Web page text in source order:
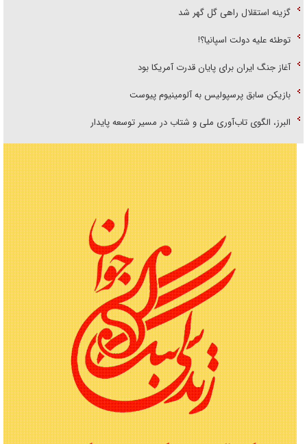
گزینه استقلال راهی گل گهر شد
توطئه علیه دولت اسپانیا؟!
آغاز جنگ ایران برای پایان قدرت آمریکا بود
بازیکن سابق پرسپولیس به آلومینیوم پیوست
البرز، الگوی تاب‌آوری ملی و شتاب در مسیر توسعه پایدار